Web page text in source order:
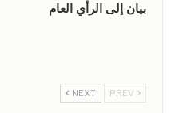
بيان إلى الرأي العام
NEXT